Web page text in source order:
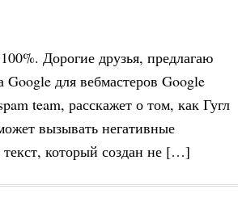
Дорогие друзья, предлагаю
для вебмастеров Google
team, расскажет о том, как Гугл
вызывать негативные
который создан не […]